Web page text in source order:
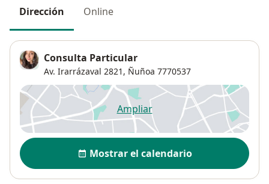
Dirección Online
Consulta Particular
Av. Irarrázaval 2821, Ñuñoa 7770537
Ampliarse abre en una nueva
Disponibilidad
Mostrar el calendario